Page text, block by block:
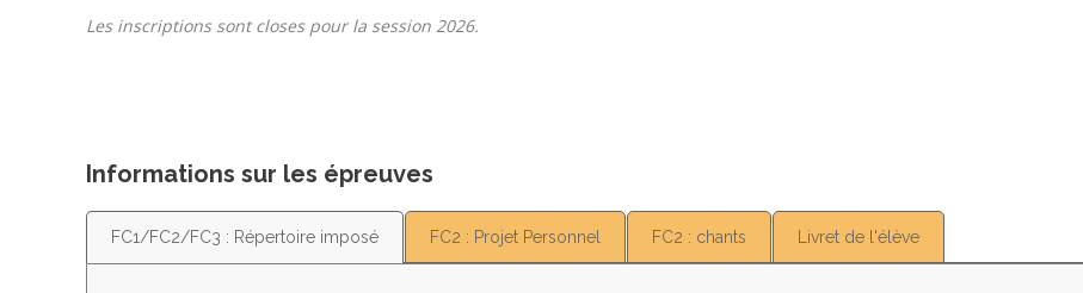
Les inscriptions sont closes pour la session 2026.
Informations sur les épreuves
FC1/FC2/FC3 : Répertoire imposé FC2 : Projet Personnel FC2 : chants Livret de l'élève